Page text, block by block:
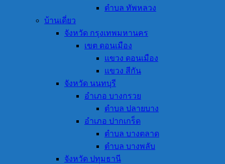
ตำบล ทัพหลวง
บ้านเดี่ยว
จังหวัด กรุงเทพมหานคร
เขต ดอนเมือง
แขวง ดอนเมือง
แขวง สีกัน
จังหวัด นนทบุรี
อำเภอ บางกรวย
ตำบล ปลายบาง
อำเภอ ปากเกร็ด
ตำบล บางตลาด
ตำบล บางพลับ
จังหวัด ปทุมธานี